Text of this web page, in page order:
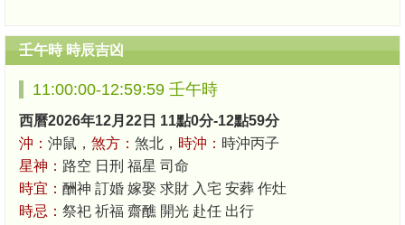
壬午時 時辰吉凶
11:00:00-12:59:59 壬午時
西曆2026年12月22日 11點0分-12點59分
沖： 沖鼠， 煞方： 煞北， 時沖： 時沖丙子
星神： 路空 日刑 福星 司命
時宜： 酬神 訂婚 嫁娶 求財 入宅 安葬 作灶
時忌： 祭祀 祈福 齋醮 開光 赴任 出行